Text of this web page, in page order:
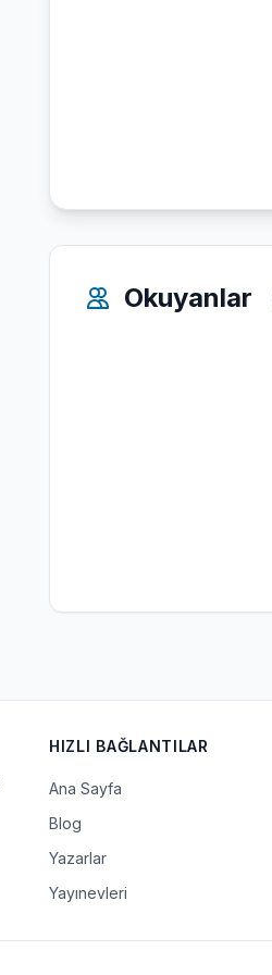
Okuyanlar
HIZLI BAĞLANTILAR
Ana Sayfa
Blog
Yazarlar
Yayınevleri